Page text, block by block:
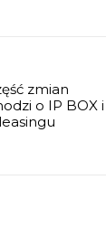
zmian
o IP BOX i